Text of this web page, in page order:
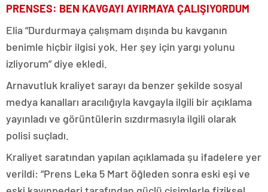
PRENSES: BEN KAVGAYI AYIRMAYA ÇALIŞIYORDUM
Elia “Durdurmaya çalışmam dışında bu kavganın
benimle hiçbir ilgisi yok. Her şey için yargı yolunu
izliyorum” diye ekledi.
Arnavutluk kraliyet sarayı da benzer şekilde sosyal
medya kanalları aracılığıyla kavgayla ilgili bir açıklama
yayınladı ve görüntülerin sızdırmasıyla ilgili olarak
polisi suçladı.
Kraliyet saratından yapılan açıklamada şu ifadelere yer
verildi: “Prens Leka 5 Mart öğleden sonra eski eşi ve